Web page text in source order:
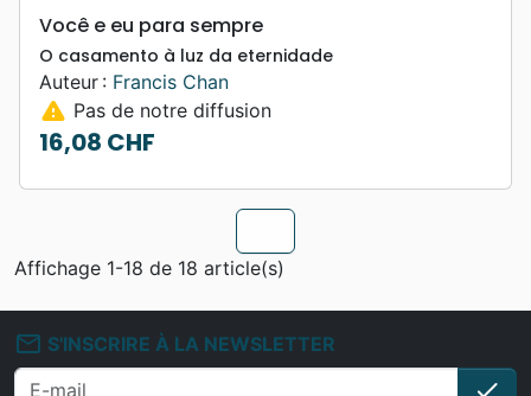
Você e eu para sempre
O casamento à luz da eternidade
Auteur : Francis Chan
warning Pas de notre diffusion
Prix
16,08 CHF
Affichage 1-18 de 18 article(s)
mail_outline S'INSCRIRE À LA NEWSLETTER
check